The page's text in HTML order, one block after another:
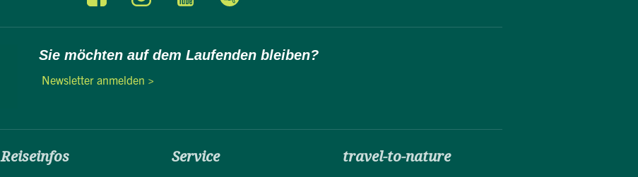
Sie möchten auf dem Laufenden bleiben?
Newsletter anmelden >
Reiseinfos Service travel-to-nature